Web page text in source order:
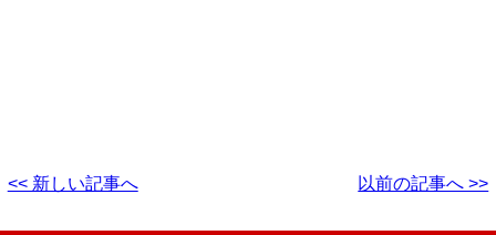
<< 新しい記事へ 以前の記事へ >>